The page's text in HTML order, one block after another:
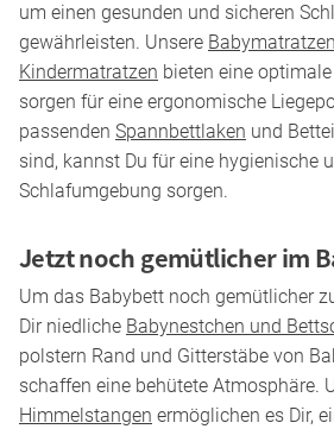
um einen gesunden und sicheren
gewährleisten. Unsere
Kindermatratzen bieten eine
sorgen für eine ergonomische
passenden Spannbettlaken und
sind, kannst Du für eine hygienische
Schlafumgebung sorgen.
Jetzt noch gemütlicher im
Um das Babybett noch gemütlicher
Dir niedliche Babynestchen und
polstern Rand und Gitterstäbe von
schaffen eine behütete Atmosphäre.
Himmelstangen ermöglichen es Dir,